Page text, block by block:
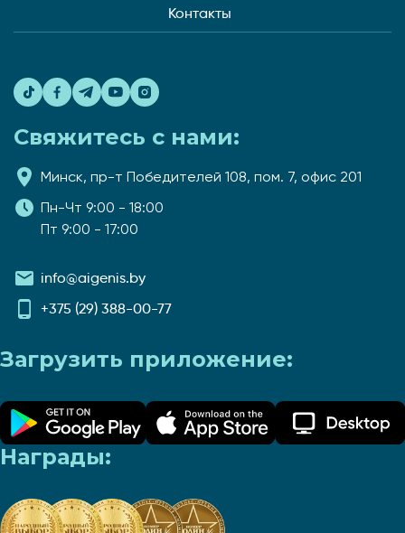
Контакты
Свяжитесь с нами:
Минск, пр-т Победителей 108, пом. 7, офис 201
Пн-Чт 9:00 - 18:00
Пт 9:00 - 17:00
info@aigenis.by
+375 (29) 388-00-77
Загрузить приложение:
Награды: